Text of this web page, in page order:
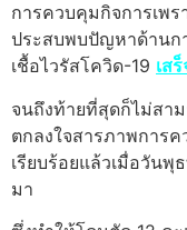
การควบคุมกิจการเพ
ประสบพบปัญหาด้านก
เชื้อไวรัสโควิด-19 เส
จนถึงท้ายที่สุดก็ไม่สา
ตกลงใจสารภาพการค
เรียบร้อยแล้วเมื่อวัน
มา